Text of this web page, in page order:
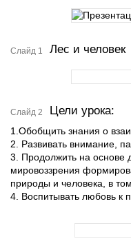
Слайд 1 Лес и человек
Слайд 2 Цели урока:
1.Обобщить знания о
2. Развивать внимание,
3. Продолжить на основе
мировоззрения
природы и человека, в
4. Воспитывать любовь к